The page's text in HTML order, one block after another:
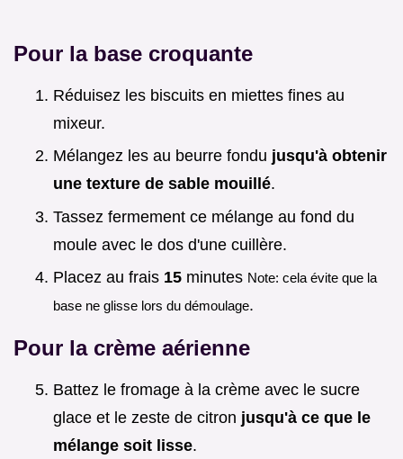
Pour la base croquante
Réduisez les biscuits en miettes fines au
mixeur.
Mélangez les au beurre fondu jusqu'à obtenir
une texture de sable mouillé.
Tassez fermement ce mélange au fond du
moule avec le dos d'une cuillère.
Placez au frais 15 minutes Note: cela évite que la
base ne glisse lors du démoulage.
Pour la crème aérienne
Battez le fromage à la crème avec le sucre
glace et le zeste de citron jusqu'à ce que le
mélange soit lisse.